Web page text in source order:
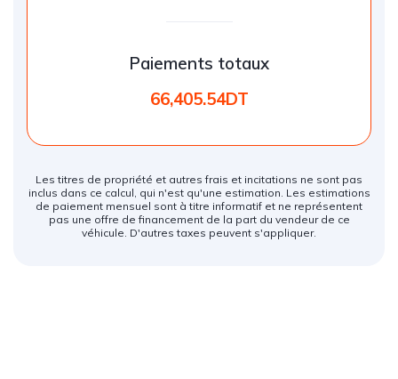
Paiements totaux
66,405.54DT
Les titres de propriété et autres frais et incitations ne sont pas
inclus dans ce calcul, qui n'est qu'une estimation. Les estimations
de paiement mensuel sont à titre informatif et ne représentent
pas une offre de financement de la part du vendeur de ce
véhicule. D'autres taxes peuvent s'appliquer.